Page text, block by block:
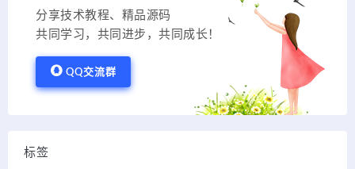
分享技术教程、精品源码
共同学习，共同进步，共同成长！
QQ交流群
标签